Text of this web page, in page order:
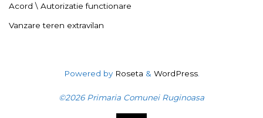
Acord \ Autorizatie functionare
Vanzare teren extravilan
Powered byRoseta & WordPress.
©2026 Primaria Comunei Ruginoasa